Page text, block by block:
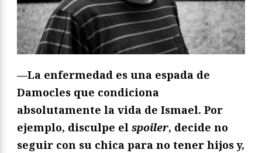
—La enfermedad es una espada de
Damocles que condiciona
absolutamente la vida de Ismael. Por
ejemplo, disculpe el spoiler, decide no
seguir con su chica para no tener hijos y,